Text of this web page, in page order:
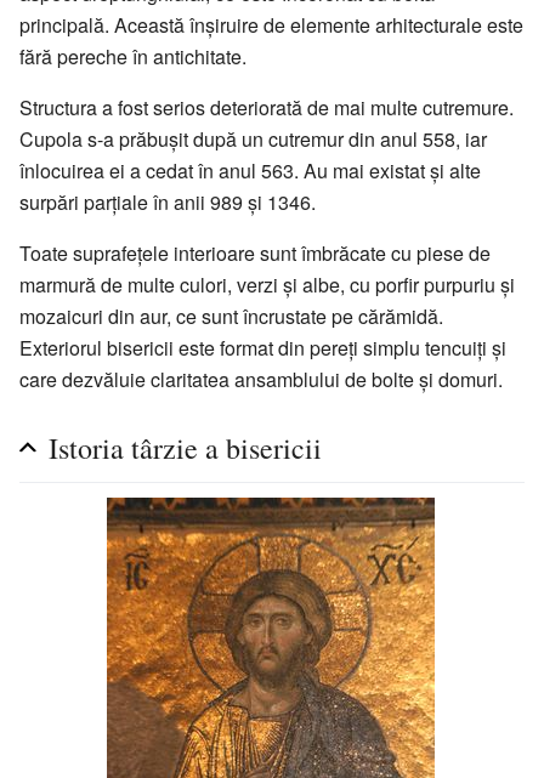
principală. Această înşiruire de elemente arhitecturale este
fără pereche în antichitate.
Structura a fost serios deteriorată de mai multe cutremure.
Cupola s-a prăbuşit după un cutremur din anul 558, iar
înlocuirea ei a cedat în anul 563. Au mai existat şi alte
surpări parţiale în anii 989 şi 1346.
Toate suprafeţele interioare sunt îmbrăcate cu piese de
marmură de multe culori, verzi și albe, cu porfir purpuriu şi
mozaicuri din aur, ce sunt încrustate pe cărămidă.
Exteriorul bisericii este format din pereţi simplu tencuiţi şi
care dezvăluie claritatea ansamblului de bolte şi domuri.
Istoria târzie a bisericii